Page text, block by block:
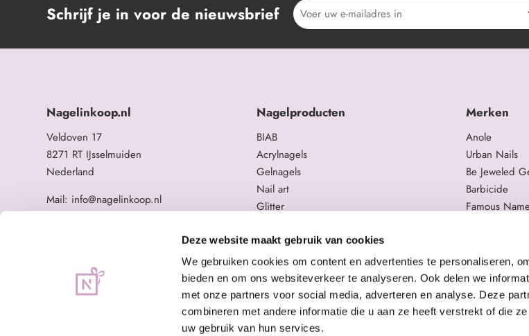
Deze website maakt gebruik van cookies
We gebruiken cookies om content en advertenties te personaliseren,
bieden en om ons websiteverkeer te analyseren. Ook delen we
met onze partners voor social media, adverteren en analyse. Deze
combineren met andere informatie die u aan ze heeft verstrekt of die
uw gebruik van hun services.
Schrijf je in voor de nieuwsbrief
Nagelinkoop.nl
Veldoven 17
8271 RT IJsselmuiden
Nederland
Mail: info@nagelinkoop.nl
BTW nummer: NL863104678B01
Nagelproducten
BIAB
Acrylnagels
Gelnagels
Nail art
Glitter
Overige nagelproducten
Merken
Anole
Urban Nails
Be Jeweled
Barbicide
Famous
Staleks Pro